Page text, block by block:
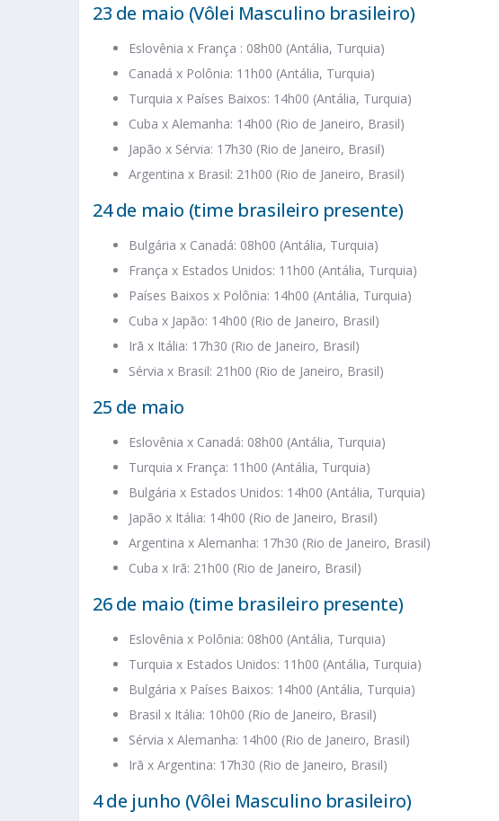
23 de maio (Vôlei Masculino brasileiro)
Eslovênia x França : 08h00 (Antália, Turquia)
Canadá x Polônia: 11h00 (Antália, Turquia)
Turquia x Países Baixos: 14h00 (Antália, Turquia)
Cuba x Alemanha: 14h00 (Rio de Janeiro, Brasil)
Japão x Sérvia: 17h30 (Rio de Janeiro, Brasil)
Argentina x Brasil: 21h00 (Rio de Janeiro, Brasil)
24 de maio (time brasileiro presente)
Bulgária x Canadá: 08h00 (Antália, Turquia)
França x Estados Unidos: 11h00 (Antália, Turquia)
Países Baixos x Polônia: 14h00 (Antália, Turquia)
Cuba x Japão: 14h00 (Rio de Janeiro, Brasil)
Irã x Itália: 17h30 (Rio de Janeiro, Brasil)
Sérvia x Brasil: 21h00 (Rio de Janeiro, Brasil)
25 de maio
Eslovênia x Canadá: 08h00 (Antália, Turquia)
Turquia x França: 11h00 (Antália, Turquia)
Bulgária x Estados Unidos: 14h00 (Antália, Turquia)
Japão x Itália: 14h00 (Rio de Janeiro, Brasil)
Argentina x Alemanha: 17h30 (Rio de Janeiro, Brasil)
Cuba x Irã: 21h00 (Rio de Janeiro, Brasil)
26 de maio (time brasileiro presente)
Eslovênia x Polônia: 08h00 (Antália, Turquia)
Turquia x Estados Unidos: 11h00 (Antália, Turquia)
Bulgária x Países Baixos: 14h00 (Antália, Turquia)
Brasil x Itália: 10h00 (Rio de Janeiro, Brasil)
Sérvia x Alemanha: 14h00 (Rio de Janeiro, Brasil)
Irã x Argentina: 17h30 (Rio de Janeiro, Brasil)
4 de junho (Vôlei Masculino brasileiro)